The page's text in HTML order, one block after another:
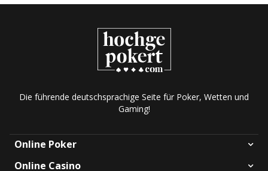
Die führende deutschsprachige Seite für Poker, Wetten und
Gaming!
Online Poker
Online Casino